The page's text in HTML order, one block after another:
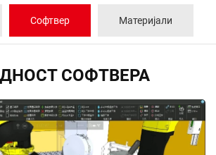
Софтвер Материјали
СОФТВЕРА